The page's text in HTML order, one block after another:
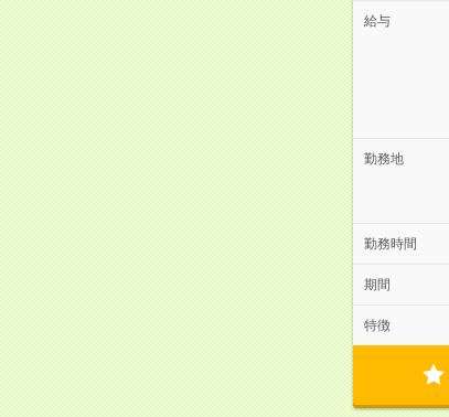
給与
勤務地
勤務時間
期間
特徴